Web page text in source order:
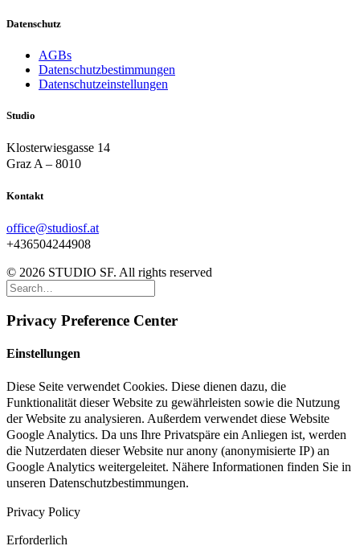
Datenschutz
AGBs
Datenschutzbestimmungen
Datenschutzeinstellungen
Studio
Klosterwiesgasse 14
Graz A – 8010
Kontakt
office@studiosf.at
+436504244908
© 2026 STUDIO SF. All rights reserved
Privacy Preference Center
Einstellungen
Diese Seite verwendet Cookies. Diese dienen dazu, die
Funktionalität dieser Website zu gewährleisten sowie die Nutzung
der Website zu analysieren. Außerdem verwendet diese Website
Google Analytics. Da uns Ihre Privatspäre ein Anliegen ist, werden
die Nutzerdaten dieser Website nur anony (anonymisierte IP) an
Google Analytics weitergeleitet. Nähere Informationen finden Sie in
unseren Datenschutzbestimmungen.
Privacy Policy
Erforderlich